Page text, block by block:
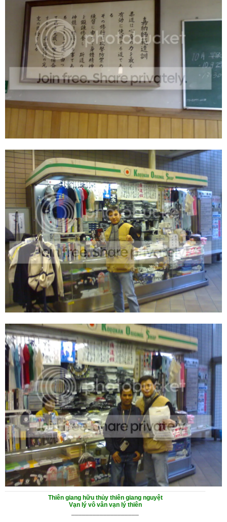
Thiên giang hữu thủy thiên giang nguyệt
Vạn lý vô vân vạn lý thiên